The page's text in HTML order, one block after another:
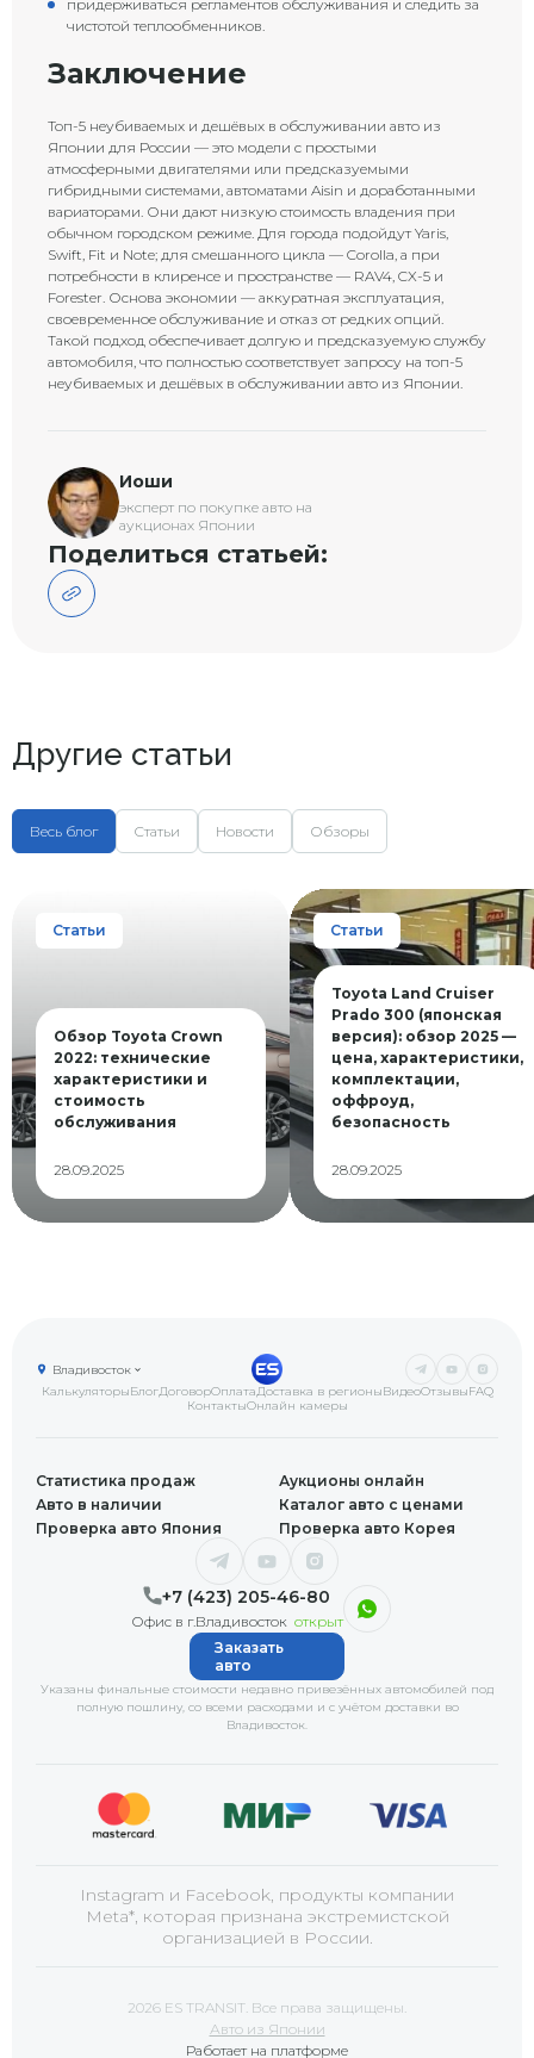
придерживаться регламентов обслуживания и следить за
чистотой теплообменников.
Заключение
Топ-5 неубиваемых и дешёвых в обслуживании авто из
Японии для России — это модели с простыми
атмосферными двигателями или предсказуемыми
гибридными системами, автоматами Aisin и доработанными
вариаторами. Они дают низкую стоимость владения при
обычном городском режиме. Для города подойдут Yaris,
Swift, Fit и Note; для смешанного цикла — Corolla, а при
потребности в клиренсе и пространстве — RAV4, CX-5 и
Forester. Основа экономии — аккуратная эксплуатация,
своевременное обслуживание и отказ от редких опций.
Такой подход обеспечивает долгую и предсказуемую службу
автомобиля, что полностью соответствует запросу на топ-5
неубиваемых и дешёвых в обслуживании авто из Японии.
Иоши
эксперт по покупке авто на
аукционах Японии
Поделиться статьей:
Другие статьи
Весь блог Статьи Новости Обзоры
Статьи
Обзор Toyota Crown
2022: технические
характеристики и
стоимость
обслуживания
28.09.2025
Статьи
Toyota Land Cruiser
Prado 300 (японская
версия): обзор 2025 —
цена, характеристики,
комплектации,
оффроуд,
безопасность
28.09.2025
КалькуляторыБлогДоговорОплатаДоставка в регионыВидеоОтзывыFAQ
КонтактыОнлайн камеры
Владивосток
+7 (423) 205-46-80
Офис в г.Владивосток открыт
Статистика продаж
Аукционы онлайн
Авто в наличии
Каталог авто с ценами
Проверка авто Япония
Проверка авто Корея
Указаны финальные стоимости недавно привезённых автомобилей под
полную пошлину, со всеми расходами и с учётом доставки во
Владивосток.
Заказать
авто
Instagram и Facebook, продукты компании
Meta*, которая признана экстремистской
организацией в России.
2026 ES TRANSIT. Все права защищены.
Авто из Японии
Работает на платформе